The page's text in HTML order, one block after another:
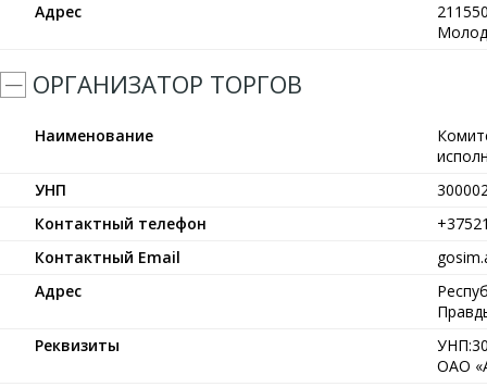
Адрес
ОРГАНИЗАТОР ТОРГОВ
Наименование
УНП
Контактный телефон
Контактный Email
Адрес
Реквизиты
ОАО